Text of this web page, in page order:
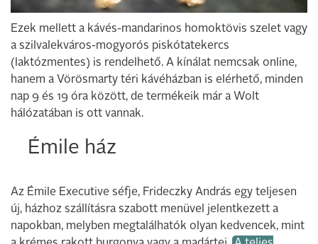
Ezek mellett a kávés-mandarinos homoktövis szelet vagy
a szilvalekváros-mogyorós piskótatekercs
(laktózmentes) is rendelhető. A kínálat nemcsak online,
hanem a Vörösmarty téri kávéházban is elérhető, minden
nap 9 és 19 óra között, de termékeik már a Wolt
hálózatában is ott vannak.
Émile ház
Az Émile Executive séfje, Frideczky András egy teljesen
új, házhoz szállításra szabott menüvel jelentkezett a
napokban, melyben megtalálhatók olyan kedvencek, mint